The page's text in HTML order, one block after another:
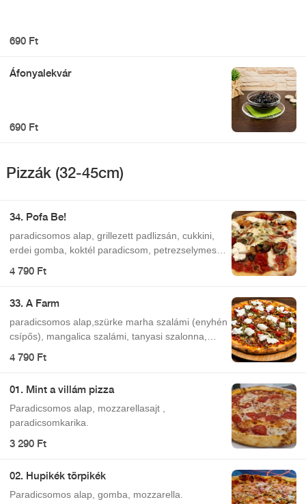
690 Ft
Áfonyalekvár
690 Ft
Pizzák (32-45cm)
34. Pofa Be!
paradicsomos alap, grillezett padlizsán, cukkini,
erdei gomba, koktél paradicsom, petrezselymes
vöröshagyma, burrata (krémes, bivaly
4 790 Ft
33. A Farm
paradicsomos alap,szürke marha szalámi (enyhén
csípős), mangalica szalámi, tanyasi szalonna,
burrata (krémes, bivaly mozzarella), mozzarella,
4 790 Ft
01. Mint a villám pizza
Paradicsomos alap, mozzarellasajt ,
paradicsomkarika.
3 290 Ft
02. Hupikék törpikék
Paradicsomos alap, gomba, mozzarella.